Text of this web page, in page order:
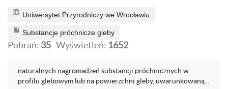
Uniwersytet Przyrodniczy we Wrocławiu
Substancje próchnicze gleby
Pobrań: 35 Wyświetleń: 1652
naturalnych nagromadzeń substancji próchnicznych w
profilu glebowym lub na powierzchni gleby, uwarunkowaną...